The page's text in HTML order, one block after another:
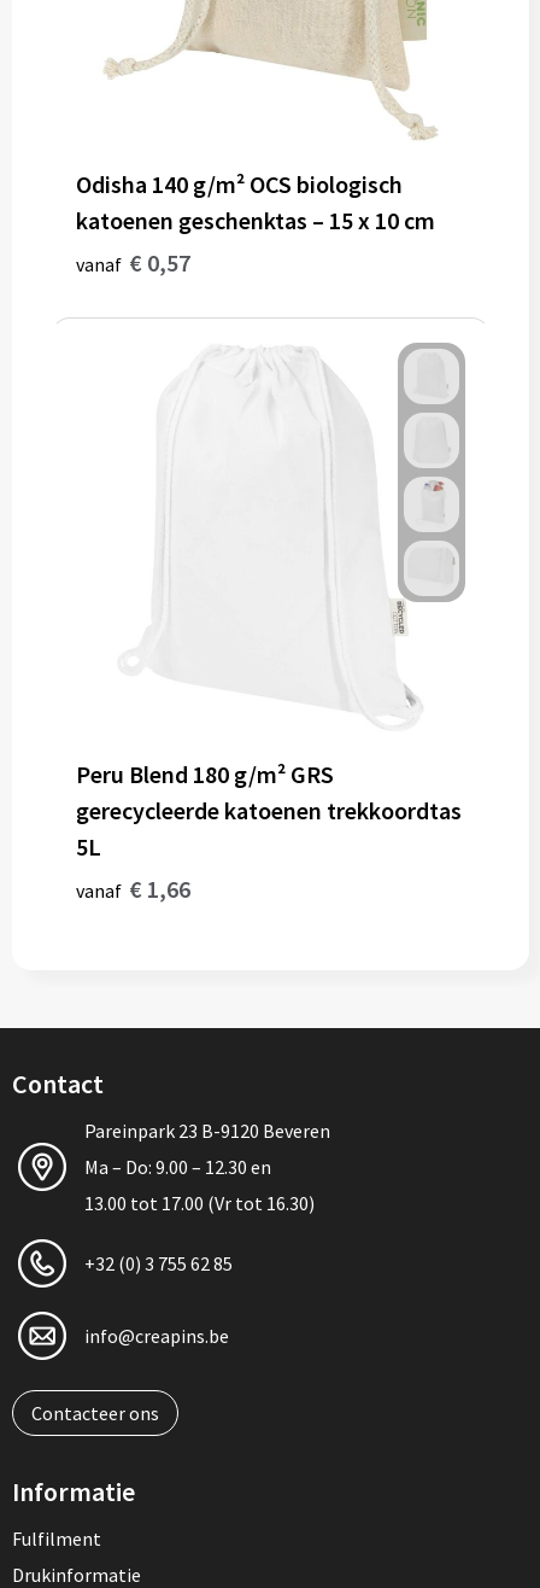
Odisha 140 g/m² OCS biologisch
katoenen geschenktas – 15 x 10 cm
vanaf € 0,57
Peru Blend 180 g/m² GRS
gerecycleerde katoenen trekkoordtas
5L
vanaf € 1,66
Contact
Pareinpark 23 B-9120 Beveren
Ma – Do: 9.00 – 12.30 en
13.00 tot 17.00 (Vr tot 16.30)
+32 (0) 3 755 62 85
info@creapins.be
Contacteer ons
Informatie
Fulfilment
Drukinformatie